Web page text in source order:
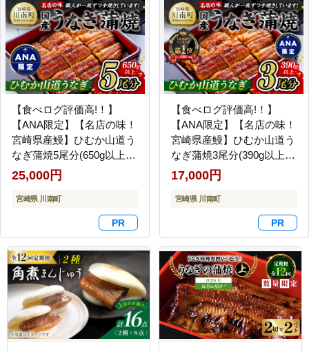
【食べログ評価高!！】
【ANA限定】【名店の味！
宮崎県産鰻】ひむか山道う
なぎ蒲焼5尾分(650g以上)
【 国産 うなぎ ウナギ 鰻】
[B08412]
25,000円
宮崎県 川南町
【食べログ評価高!！】
【ANA限定】【名店の味！
宮崎県産鰻】ひむか山道う
なぎ蒲焼3尾分(390g以上)
【 国産 うなぎ ウナギ 鰻
】 [B08411]
17,000円
宮崎県 川南町